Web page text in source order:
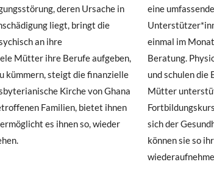
deren Ursache in
liegt, bringt die
an ihre
Mütter ihre Berufe aufgeben,
kümmern, steigt die finanzielle
Kirche von Ghana
Familien, bietet ihnen
es ihnen so, wieder
eine
einmal im
Beratung.
und schulen die
Mütter
sich der
können sie so